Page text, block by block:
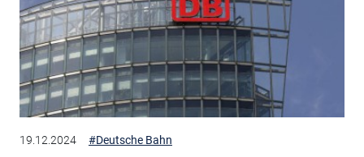
19.12.2024 #Deutsche Bahn